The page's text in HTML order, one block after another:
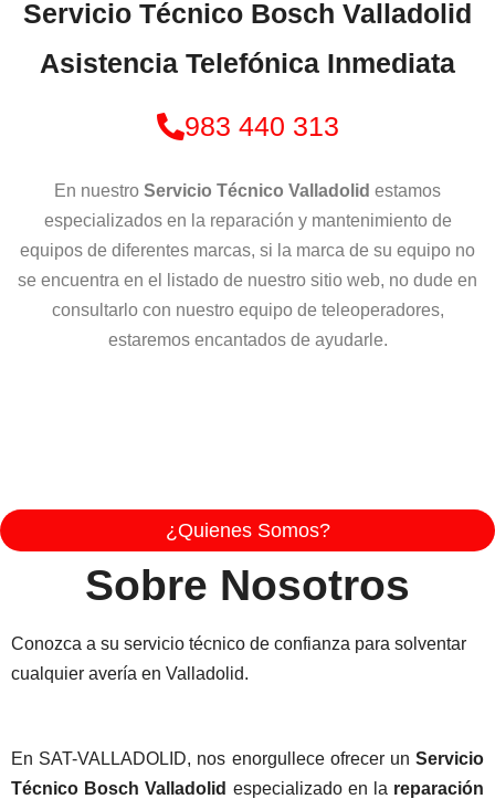
Servicio Técnico Bosch Valladolid
Asistencia Telefónica Inmediata
983 440 313
En nuestro Servicio Técnico Valladolid estamos
especializados en la reparación y mantenimiento de
equipos de diferentes marcas, si la marca de su equipo no
se encuentra en el listado de nuestro sitio web, no dude en
consultarlo con nuestro equipo de teleoperadores,
estaremos encantados de ayudarle.
¿Quienes Somos?
Sobre Nosotros
Conozca a su servicio técnico de confianza para solventar
cualquier avería en Valladolid.
En SAT-VALLADOLID, nos enorgullece ofrecer un Servicio
Técnico Bosch Valladolid especializado en la reparación